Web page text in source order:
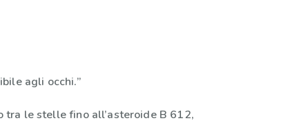
agli occhi.”
tra le stelle fino all’asteroide B 612,